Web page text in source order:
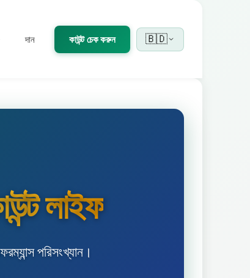
দান কাউন্ট চেক করুন 🇧🇩
লাইফ
পরিসংখ্যান।